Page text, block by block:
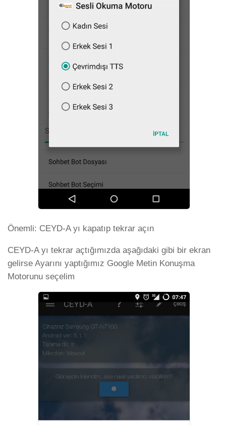
Önemli: CEYD-A yı kapatıp tekrar açın
CEYD-A yı tekrar açtığımızda aşağıdaki gibi bir ekran
gelirse Ayarını yaptığımız Google Metin Konuşma
Motorunu seçelim